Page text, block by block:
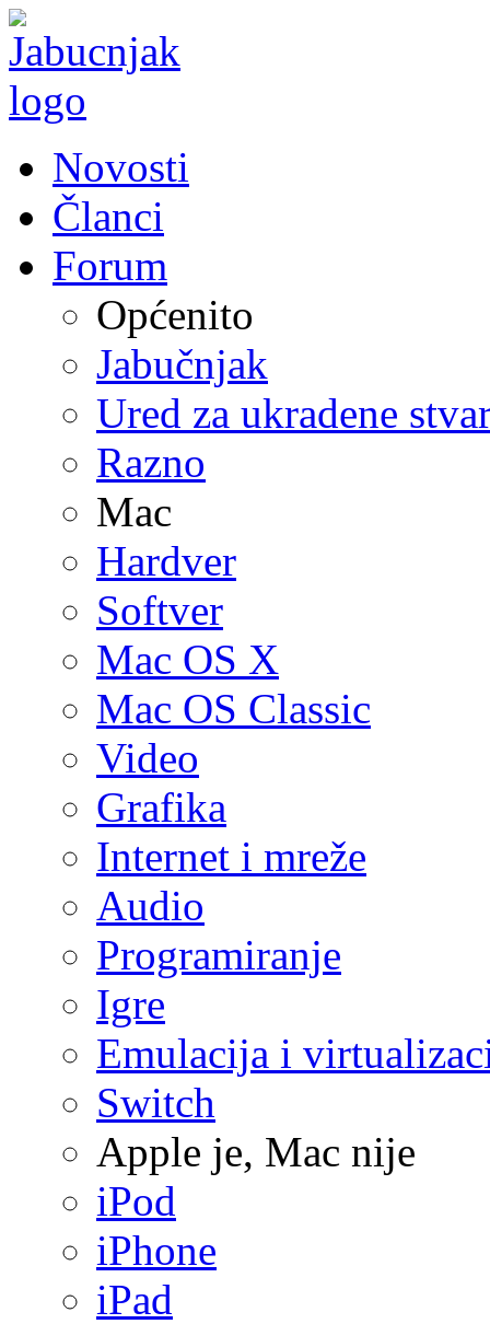
Novosti
Članci
Forum
Općenito
Jabučnjak
Ured za ukradene
Razno
Mac
Hardver
Softver
Mac OS X
Mac OS Classic
Video
Grafika
Internet i mreže
Audio
Programiranje
Igre
Emulacija i
Switch
Apple je, Mac nije
iPod
iPhone
iPad